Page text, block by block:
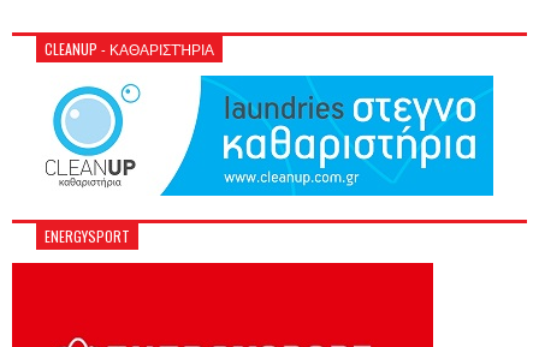
CLEANUP - ΚΑΘΑΡΙΣΤΉΡΙΑ
ENERGYSPORT